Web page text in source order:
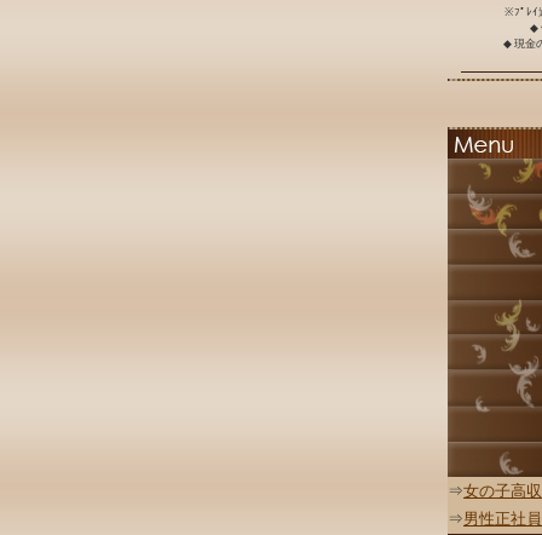
※ﾌﾟﾚｲ
◆
◆ 現金
⇒女の子高
⇒男性正社